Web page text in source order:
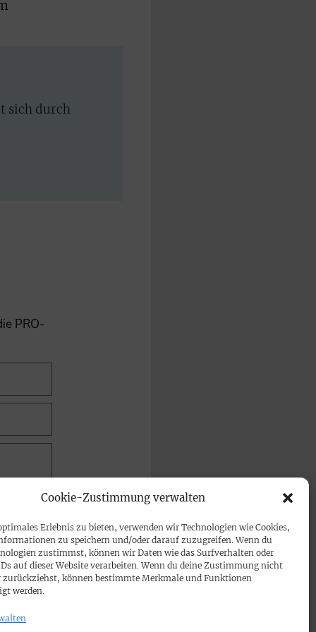
Cookie-Zustimmung verwalten
Erlebnis zu bieten, verwenden wir Technologien wie Cookies,
zu speichern und/oder darauf zuzugreifen. Wenn du
zustimmst, können wir Daten wie das Surfverhalten oder
auf dieser Website verarbeiten. Wenn du deine Zustimmung nicht
zurückziehst, können bestimmte Merkmale und Funktionen
werden.
sich durch
PRO-